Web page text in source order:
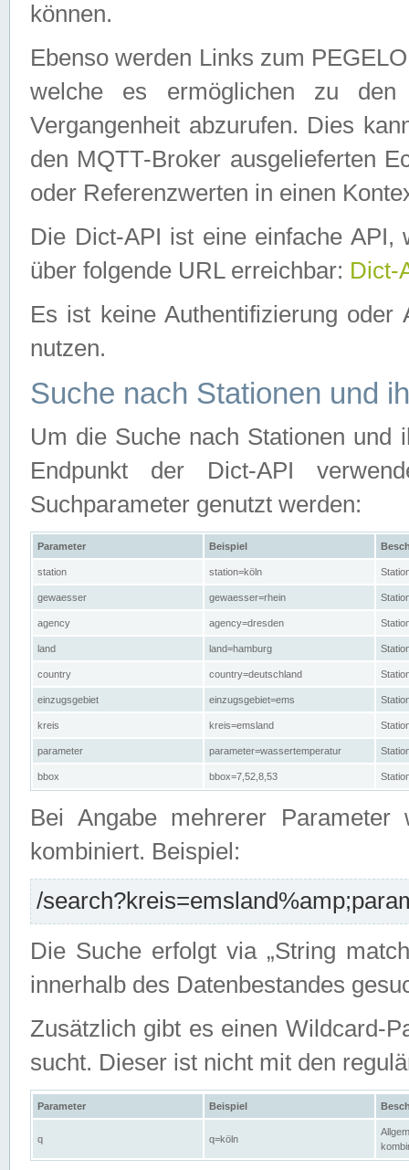
können.
Ebenso werden Links zum
welche es ermöglichen zu den
Vergangenheit abzurufen. Dies
den MQTT-Broker ausgelieferten
oder Referenzwerten in einen
Die Dict-API ist eine einfache API,
über folgende URL erreichbar: Dict-
Es ist keine Authentifizierung
nutzen.
Suche nach Stationen und
Um die Suche nach Stationen und
Endpunkt der Dict-API
Suchparameter genutzt werden:
Parameter Beispiel
station station=köln
gewaesser gewaesser=rhein
agency agency=dresden
land land=hamburg
country country=deutschland
einzugsgebiet einzugsgebiet=ems
kreis kreis=emsland
parameter parameter=wassertemperatur
bbox bbox=7,52,8,53
Bei Angabe mehrerer Parameter
kombiniert. Beispiel:
/
Die Suche erfolgt via „String
innerhalb des Datenbestandes
Zusätzlich gibt es einen Wildcard-
sucht. Dieser ist nicht mit den
Parameter Beispiel
q q=köln